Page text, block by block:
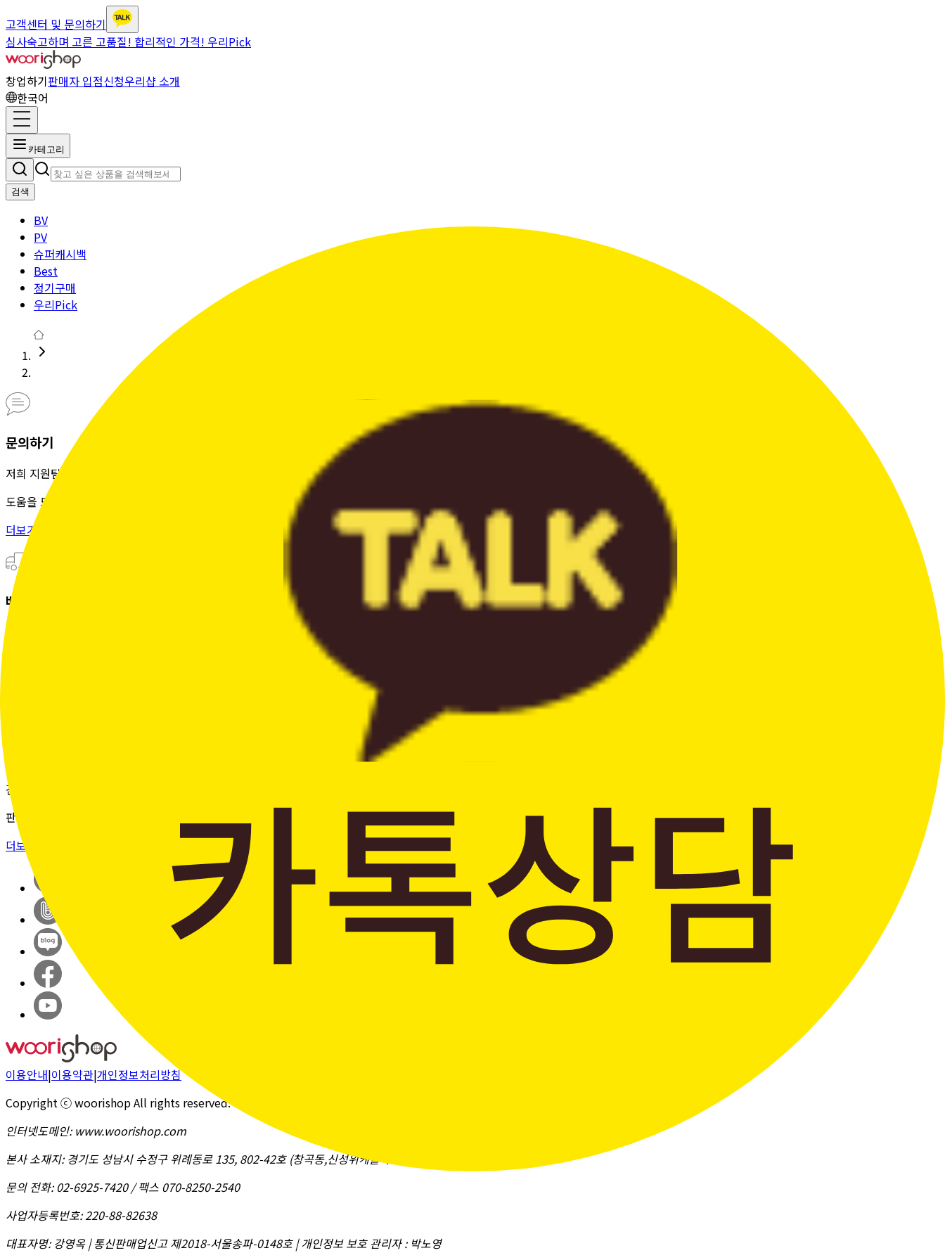
고객센터 및 문의하기
심사숙고하며 고른 고품질! 합리적인 가격! 우리Pick
창업하기판매자 입점신청우리샵 소개
한국어
카테고리
검색
BV
PV
슈퍼캐시백
Best
정기구매
우리Pick
문의하기
저희 지원팀은 정성을 다해
도움을 드립니다.
더보기 >
배송조회
여러 주문의 배송 상태를 한 화면에서
간단한 가입 프로세스 & 편리한
판매 시스템
더보기 >
이용안내|이용약관|개인정보처리방침
Copyright ⓒ woorishop All rights reserved.
인터넷도메인:www.woorishop.com
본사 소재지:경기도 성남시 수정구 위례동로 135, 802-42호 (창곡동,신성위케슬타워)
문의 전화:02-6925-7420 / 팩스 070-8250-2540
사업자등록번호:220-88-82638
대표자명:강영옥 | 통신판매업신고 제2018-서울송파-0148호 | 개인정보 보호 관리자 : 박노영